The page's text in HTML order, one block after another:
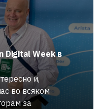
Digital Week в
и,
во всяком
за